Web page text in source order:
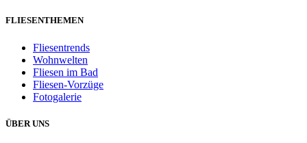
FLIESENTHEMEN
Fliesentrends
Wohnwelten
Fliesen im Bad
Fliesen-Vorzüge
Fotogalerie
ÜBER UNS